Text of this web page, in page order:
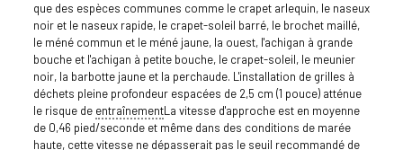
que des espèces communes comme le crapet arlequin, le naseux
noir et le naseux rapide, le crapet-soleil barré, le brochet maillé,
le méné commun et le méné jaune, la ouest, l'achigan à grande
bouche et l'achigan à petite bouche, le crapet-soleil, le meunier
noir, la barbotte jaune et la perchaude. L'installation de grilles à
déchets pleine profondeur espacées de 2,5 cm (1 pouce) atténue
le risque de entraînementLa vitesse d'approche est en moyenne
de 0,46 pied/seconde et même dans des conditions de marée
haute, cette vitesse ne dépasserait pas le seuil recommandé de